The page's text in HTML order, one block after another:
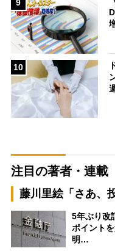
9
10
注目の著者・連載
藤川里絵「さあ、
5年ぶり改
ポイント
明…